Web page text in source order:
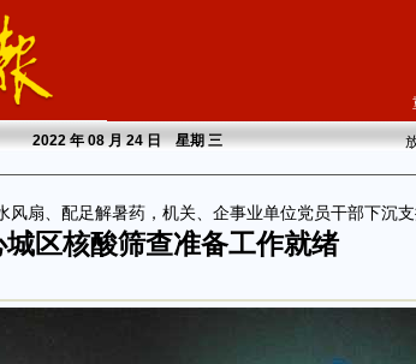
2022年 08 月 24 日 星期三
风扇、配足解暑药，机关、企事业单位党员干部下沉
城区核酸筛查准备工作就绪